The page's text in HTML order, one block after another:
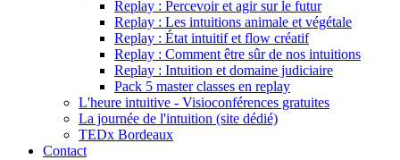
Replay : Percevoir et agir sur le futur
Replay : Les intuitions animale et végétale
Replay : État intuitif et flow créatif
Replay : Comment être sûr de nos intuitions
Replay : Intuition et domaine judiciaire
Pack 5 master classes en replay
L'heure intuitive - Visioconférences gratuites
La journée de l'intuition (site dédié)
TEDx Bordeaux
Contact